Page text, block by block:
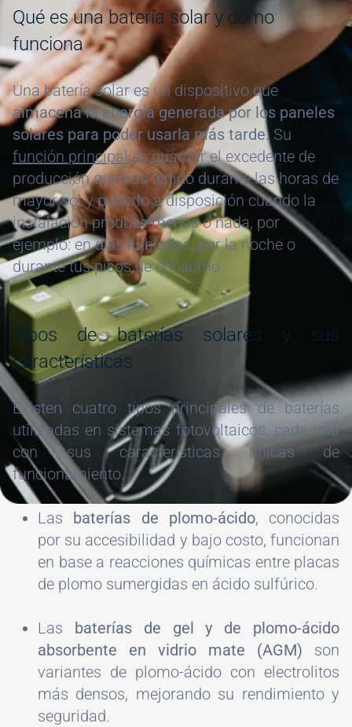
Qué es una batería solar y cómo
funciona
Una batería solar es un dispositivo que
almacena la energía generada por los paneles
solares para poder usarla más tarde.Su
función principales guardar el excedente de
producción que has tenido durante las horas de
mayor sol y ponerlo a disposición cuando la
instalación produce menos o nada, por
ejemplo: en días nublados, por la noche o
durante tus picos de consumo.
Tipos de baterías solares y sus
características
Existen cuatro tipos principales de baterías
utilizadas en sistemas fotovoltaicos, cada una
con sus características únicas de
funcionamiento.
Las baterías de plomo-ácido, conocidas
por su accesibilidad y bajo costo, funcionan
en base a reacciones químicas entre placas
de plomo sumergidas en ácido sulfúrico.
Las
baterías de gel y de plomo-ácido
absorbente en vidrio mate (AGM) son
variantes de plomo-ácido con electrolitos
más densos, mejorando su rendimiento y
seguridad.